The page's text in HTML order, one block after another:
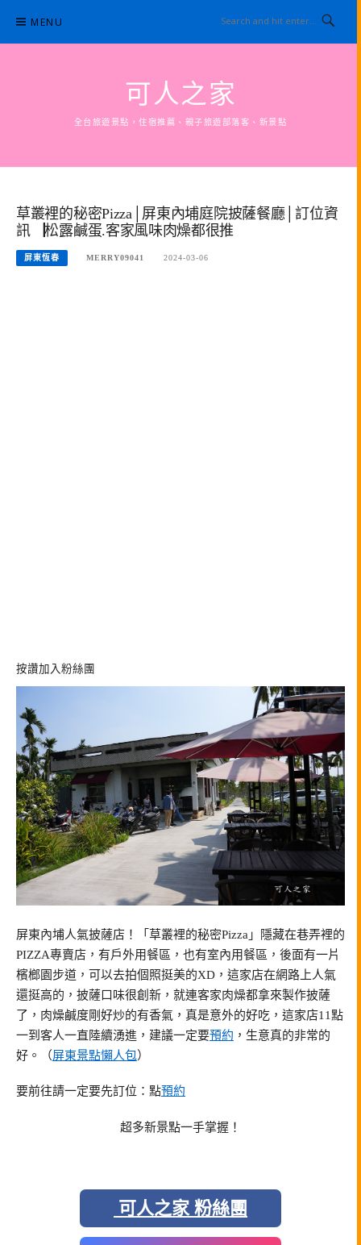
content
MENU
可人之家
全台旅遊景點，住宿推薦、親子旅遊部落客、新景點
草叢裡的秘密Pizza│屏東內埔庭院披薩餐廳│訂位資
訊▕松露鹹蛋.客家風味肉燥都很推
屏東恆春 MERRY09041 2024-03-06
按讚加入粉絲團
屏東內埔人氣披薩店！「草叢裡的秘密Pizza」隱藏在巷弄裡的
PIZZA專賣店，有戶外用餐區，也有室內用餐區，後面有一片
檳榔園步道，可以去拍個照挺美的XD，這家店在網路上人氣
還挺高的，披薩口味很創新，就連客家肉燥都拿來製作披薩
了，肉燥鹹度剛好炒的有香氣，真是意外的好吃，這家店11點
一到客人一直陸續湧進，建議一定要預約 ，生意真的非常的
好。（屏東景點懶人包）
要前往請一定要先訂位：點預約
超多新景點一手掌握！
可人之家 粉絲團